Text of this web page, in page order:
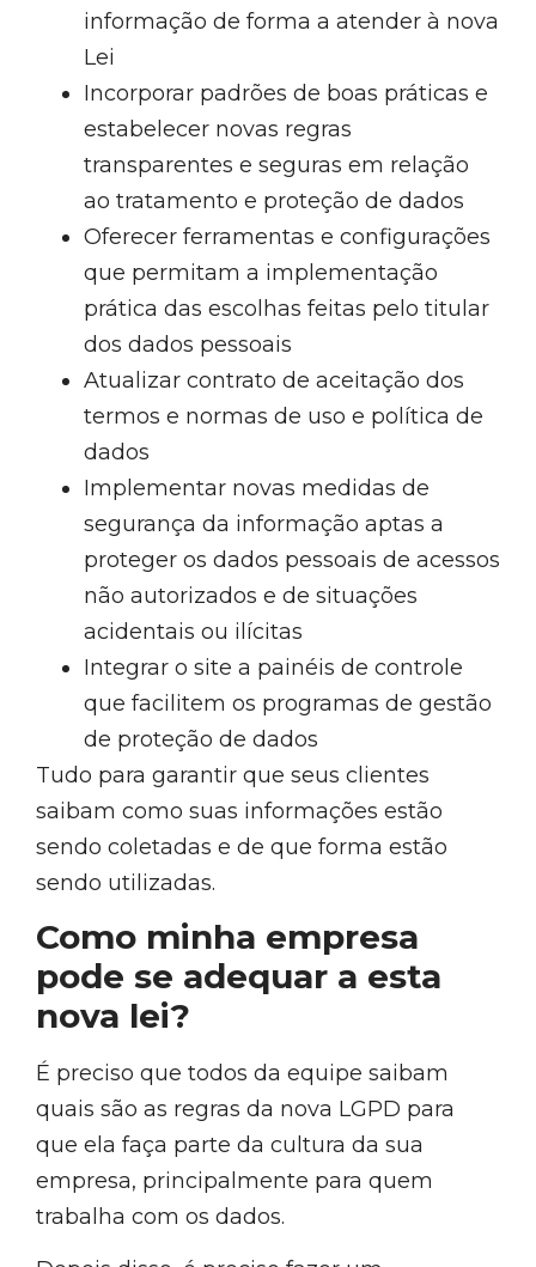
informação de forma a atender à nova
Lei
Incorporar padrões de boas práticas e
estabelecer novas regras
transparentes e seguras em relação
ao tratamento e proteção de dados
Oferecer ferramentas e configurações
que permitam a implementação
prática das escolhas feitas pelo titular
dos dados pessoais
Atualizar contrato de aceitação dos
termos e normas de uso e política de
dados
Implementar novas medidas de
segurança da informação aptas a
proteger os dados pessoais de acessos
não autorizados e de situações
acidentais ou ilícitas
Integrar o site a painéis de controle
que facilitem os programas de gestão
de proteção de dados
Tudo para garantir que seus clientes
saibam como suas informações estão
sendo coletadas e de que forma estão
sendo utilizadas.
Como minha empresa
pode se adequar a esta
nova lei?
É preciso que todos da equipe saibam
quais são as regras da nova LGPD para
que ela faça parte da cultura da sua
empresa, principalmente para quem
trabalha com os dados.